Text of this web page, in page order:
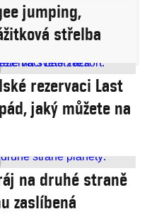
jumping,
střelba
rezervaci Last
jaký můžete na
na druhé straně
zaslíbená